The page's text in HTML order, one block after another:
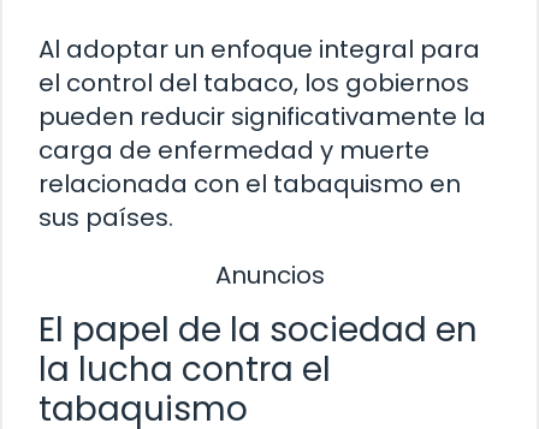
Al adoptar un enfoque integral para
el control del tabaco, los gobiernos
pueden reducir significativamente la
carga de enfermedad y muerte
relacionada con el tabaquismo en
sus países.
Anuncios
El papel de la sociedad en
la lucha contra el
tabaquismo